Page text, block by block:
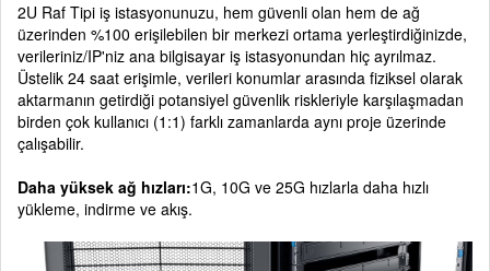
2U Raf Tipi iş istasyonunuzu, hem güvenli olan hem de ağ
üzerinden %100 erişilebilen bir merkezi ortama yerleştirdiğinizde,
verileriniz/IP'niz ana bilgisayar iş istasyonundan hiç ayrılmaz.
Üstelik 24 saat erişimle, verileri konumlar arasında fiziksel olarak
aktarmanın getirdiği potansiyel güvenlik riskleriyle karşılaşmadan
birden çok kullanıcı (1:1) farklı zamanlarda aynı proje üzerinde
çalışabilir.
Daha yüksek ağ hızları:1G, 10G ve 25G hızlarla daha hızlı
yükleme, indirme ve akış.